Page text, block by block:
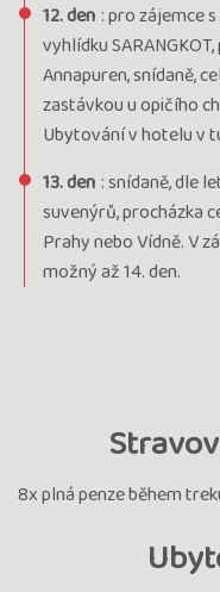
12. den : pro zájemce
vyhlídku
Annapuren, snídaně,
zastávkou u opičího
Ubytování v hotelu v
13. den : snídaně, dle
suvenýrů, procházka
Prahy nebo Vídně. V
možný až 14. den.
8x plná penze během